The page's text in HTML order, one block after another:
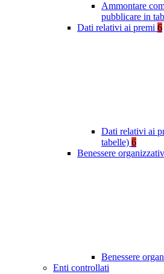
Ammontare
pubblicare in
Dati relativi ai premi 6
Dati relativi ai
tabelle) 6
Benessere
Benessere
Enti controllati